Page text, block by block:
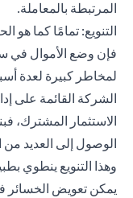
المرتبطة بالمعاملة.
التنويع: تمامًا كما
فإن وضع الأموال في
لمخاطر كبيرة لعدة
الشركة القائمة على
الاستثمار المشترك،
الوصول إلى العديد
وهذا التنويع ينطوي
يمكن تعويض